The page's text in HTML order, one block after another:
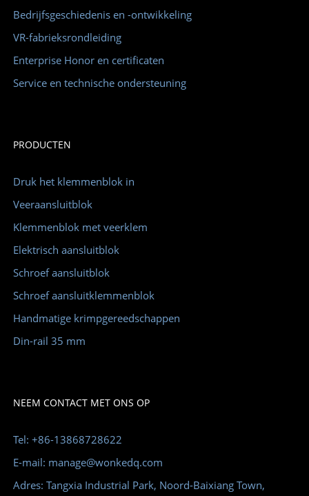
Bedrijfsgeschiedenis en -ontwikkeling
VR-fabrieksrondleiding
Enterprise Honor en certificaten
Service en technische ondersteuning
PRODUCTEN
Druk het klemmenblok in
Veeraansluitblok
Klemmenblok met veerklem
Elektrisch aansluitblok
Schroef aansluitblok
Schroef aansluitklemmenblok
Handmatige krimpgereedschappen
Din-rail 35 mm
NEEM CONTACT MET ONS OP
Tel: +86-13868728622
E-mail: manage@wonkedq.com
Adres: Tangxia Industrial Park, Noord-Baixiang Town,